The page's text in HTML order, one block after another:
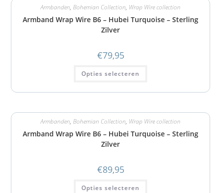
Armbanden, Bohemian Collection, Wrap Wire collection
Armband Wrap Wire B6 – Hubei Turquoise – Sterling
Zilver
€79,95
Opties selecteren
Armbanden, Bohemian Collection, Wrap Wire collection
Armband Wrap Wire B6 – Hubei Turquoise – Sterling
Zilver
€89,95
Opties selecteren